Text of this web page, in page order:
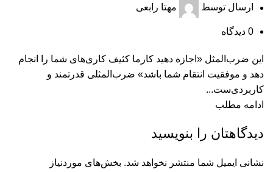
ارسال توسط مهتا رابعی
0 دیدگاه
این ضرب‌المثل «اجازه دهید کارما کثیف‌ کاری‌های شما را انجام
دهد و موفقیت انتقام شما باشد» ضرب‌المثلی قدرتمند و
کاربردی‌ست...
ادامه مطلب
دیدگاهتان را بنویسید
نشانی ایمیل شما منتشر نخواهد شد. بخش‌های موردنیاز